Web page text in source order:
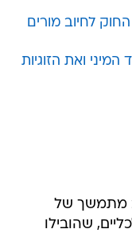
החוק לחיוב מורים
ואת הזוגיות
מתמשך של
שהובילו